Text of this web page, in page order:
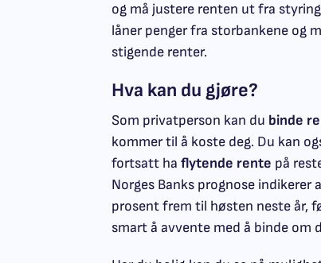
og må justere renten ut fra
låner penger fra storbankene og
stigende renter.
Hva kan du gjøre?
Som privatperson kan du binde
kommer til å koste deg. Du kan
fortsatt ha flytende rente på
Norges Banks prognose
prosent frem til høsten neste år,
smart å avvente med å binde om